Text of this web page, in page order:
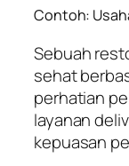
Contoh:
Sebuah
sehat
perhatian
layanan
kepuasan